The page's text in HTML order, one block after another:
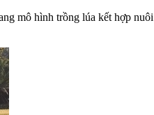
mô hình trồng lúa kết hợp nuôi